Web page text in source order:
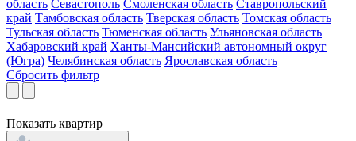
область Севастополь Смоленская область Ставропольский
край Тамбовская область Тверская область Томская область
Тульская область Тюменская область Ульяновская область
Хабаровский край Ханты-Мансийский автономный округ
(Югра) Челябинская область Ярославская область
Сбросить фильтр
Показать квартир